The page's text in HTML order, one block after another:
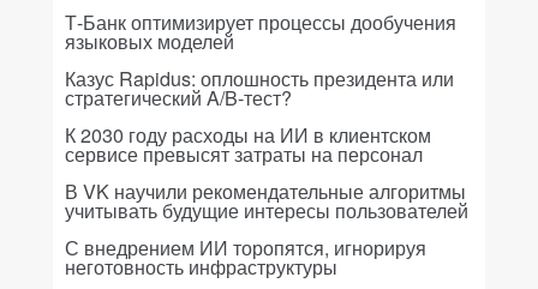
Т-Банк оптимизирует процессы дообучения
языковых моделей
Казус Rapidus: оплошность президента или
стратегический A/B-тест?
К 2030 году расходы на ИИ в клиентском
сервисе превысят затраты на персонал
В VK научили рекомендательные алгоритмы
учитывать будущие интересы пользователей
С внедрением ИИ торопятся, игнорируя
неготовность инфраструктуры